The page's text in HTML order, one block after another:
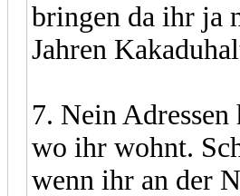
bringen da ihr ja
Jahren
7. Nein
wo ihr wohnt.
wenn ihr an der